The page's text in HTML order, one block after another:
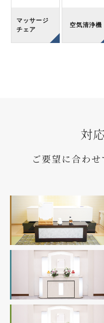
マッサージ
チェア
空気清浄機
対
ご要望に合わ